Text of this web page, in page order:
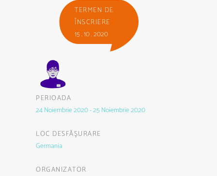
TERMEN DE
ÎNSCRIERE
15 . 10 . 2020
PERIOADA
24 Noiembrie 2020 - 25 Noiembrie 2020
LOC DESFĂŞURARE
Germania
ORGANIZATOR